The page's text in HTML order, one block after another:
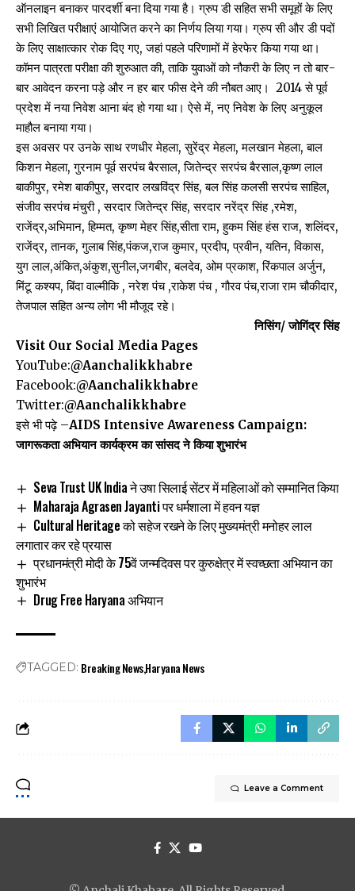
ऑनलाइन बनाकर पारदर्शी बना दिया गया है। ग्रुप डी सहित सभी समूहों के लिए
सभी लिखित परीक्षाएं आयोजित करने का निर्णय लिया गया। ग्रुप सी और डी पदों
के लिए साक्षात्कार रोक दिए गए, जहां पहले परिणामों में हेरफेर किया गया था।
कॉमन पात्रता परीक्षा की शुरुआत की, ताकि युवाओं को नौकरी के लिए न तो बार-
बार आवेदन करना पड़े और न हर बार फीस देने की नौबत आए। 2014 से पूर्व
प्रदेश में नया निवेश आना बंद हो गया था। ऐसे में, नए निवेश के लिए अनुकूल
माहौल बनाया गया।
इस अवसर पर उनके साथ रणधीर मेहला, सुरेंद्र मेहला, मलखान मेहला, बाल
किशन मेहला, गुरनाम पूर्व सरपंच बैरसाल, जितेन्द्र सरपंच बैरसाल,कृष्ण लाल
बाकीपुर, रमेश बाकीपुर, सरदार लखविंद्र सिंह, बल सिंह कलसी सरपंच साहिल,
संजीव सरपंच मंचुरी , सरदार जितेन्द्र सिंह, सरदार नरेंद्र सिंह ,रमेश,
राजेंद्र,अभिमान, हिम्मत, कृष्ण मेहर सिंह,सीता राम, हुकम सिंह हंस राज, शलिंदर,
राजेंद्र, तानक, गुलाब सिंह,पंकज,राज कुमार, प्रदीप, प्रवीन, यतिन, विकास,
युग लाल,अंकित,अंकुश,सुनील,जगबीर, बलदेव, ओम प्रकाश, रिंकपाल अर्जुन,
मिंटू कश्यप, बिंदा वाल्मीकि , नरेश पंच ,राकेश पंच , गौरव पंच,राजा राम चौकीदार,
तेजपाल सहित अन्य लोग भी मौजूद रहे।
निसिंग/ जोगिंद्र सिंह
Visit Our Social Media Pages
YouTube:@Aanchalikkhabre
Facebook:@Aanchalikkhabre
Twitter:@Aanchalikkhabre
इसे भी पढ़े –AIDS Intensive Awareness Campaign:
जागरूकता अभियान कार्यक्रम का सांसद ने किया शुभारंभ
Seva Trust UK India ने उषा सिलाई सेंटर में महिलाओं को सम्मानित किया
Maharaja Agrasen Jayanti पर धर्मशाला में हवन यज्ञ
Cultural Heritage को सहेज रखने के लिए मुख्यमंत्री मनोहर लाल
लगातार कर रहे प्रयास
प्रधानमंत्री मोदी के 75वें जन्मदिवस पर कुरुक्षेत्र में स्वच्छता अभियान का
शुभारंभ
Drug Free Haryana अभियान
TAGGED: Breaking NewsHaryana News
Leave a Comment